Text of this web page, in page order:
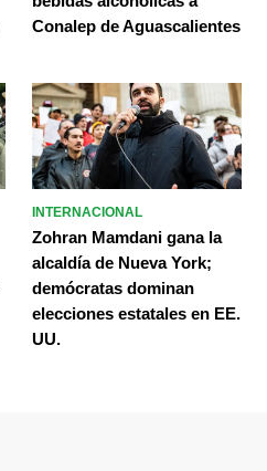
Conalep de Aguascalientes
INTERNACIONAL
Zohran Mamdani gana la
alcaldía de Nueva York;
demócratas dominan
elecciones estatales en EE.
UU.